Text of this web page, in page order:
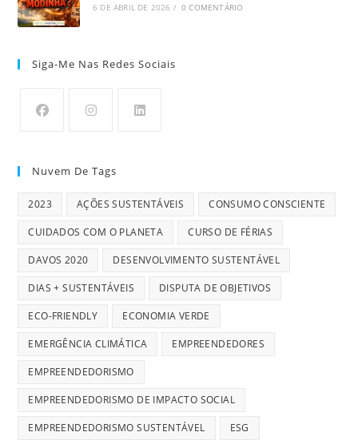
6 DE ABRIL DE 2026 / 0 COMENTÁRIO
Siga-Me Nas Redes Sociais
Nuvem De Tags
2023 AÇÕES SUSTENTÁVEIS CONSUMO CONSCIENTE
CUIDADOS COM O PLANETA CURSO DE FÉRIAS
DAVOS 2020 DESENVOLVIMENTO SUSTENTÁVEL
DIAS + SUSTENTÁVEIS DISPUTA DE OBJETIVOS
ECO-FRIENDLY ECONOMIA VERDE
EMERGÊNCIA CLIMÁTICA EMPREENDEDORES
EMPREENDEDORISMO
EMPREENDEDORISMO DE IMPACTO SOCIAL
EMPREENDEDORISMO SUSTENTÁVEL ESG